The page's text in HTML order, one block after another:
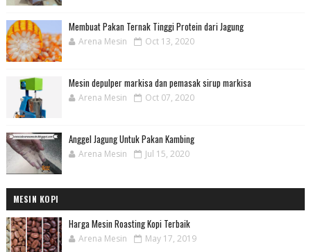
Membuat Pakan Ternak Tinggi Protein dari Jagung
Arena Mesin Oct 13, 2020
Mesin depulper markisa dan pemasak sirup markisa
Arena Mesin Oct 07, 2020
Anggel Jagung Untuk Pakan Kambing
Arena Mesin Jul 15, 2020
MESIN KOPI
Harga Mesin Roasting Kopi Terbaik
Arena Mesin May 17, 2019